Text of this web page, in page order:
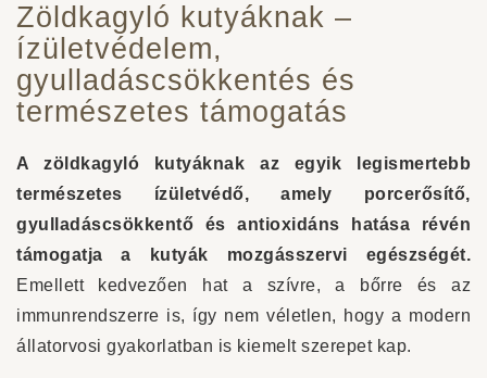
Zöldkagyló kutyáknak –
ízületvédelem,
gyulladáscsökkentés és
természetes támogatás
A zöldkagyló kutyáknak az egyik legismertebb
természetes ízületvédő, amely porcerősítő,
gyulladáscsökkentő és antioxidáns hatása révén
támogatja a kutyák mozgásszervi egészségét.
Emellett kedvezően hat a szívre, a bőrre és az
immunrendszerre is, így nem véletlen, hogy a modern
állatorvosi gyakorlatban is kiemelt szerepet kap.